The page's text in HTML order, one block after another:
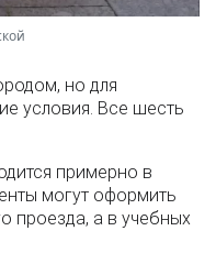
но для
условия. Все шесть
примерно в
могут оформить
проезда, а в учебных